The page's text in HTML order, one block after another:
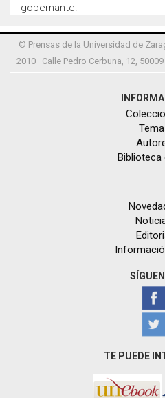
gobernante.
© Prensas de la Universidad de
2010 · Calle Pedro Cerbuna, 12,
Biblioteca
TE PUEDE